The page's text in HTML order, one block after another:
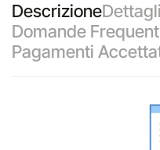
Descrizione
Domande
Pagamenti